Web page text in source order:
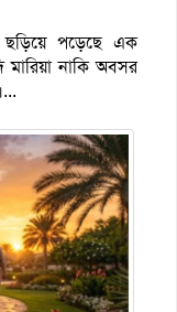
ছড়িয়ে পড়েছে এক
নাকি অবসর